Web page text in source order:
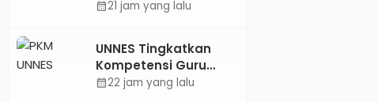
Bungkus Daun Desa
Digital
calendar_month21 jam yang lalu
UNNES Tingkatkan
Kompetensi Guru
SMK TKM
calendar_month22 jam yang lalu